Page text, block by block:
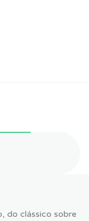
do clássico sobre